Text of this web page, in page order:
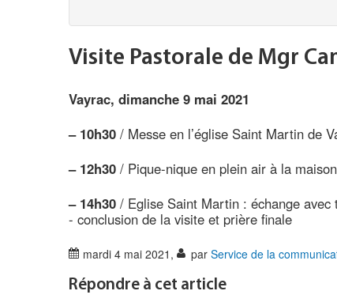
Visite Pastorale de Mgr
Vayrac, dimanche 9 mai 2021
– 10h30 / Messe en l’église Saint Martin de
– 12h30 / Pique-nique en plein air à la
– 14h30 / Eglise Saint Martin : échange avec
- conclusion de la visite et prière finale
mardi 4 mai 2021 , par Service de la
Répondre à cet article